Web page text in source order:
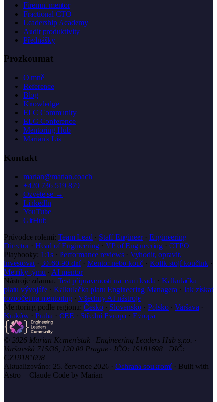
Firemní mentor
Fractional CTO
Leadership Academy
Audit produktivity
Přednášky
Prozkoumat
O mně
Reference
Blog
Knowledge
ELC Community
ELC Conference
Mentoring Hub
Marian's List
Kontakt
marian@marian.coach
+420 736 519 879
Ozvěte se →
LinkedIn
YouTube
GitHub
Průvodce rolemi: Team Lead · Staff Engineer· Engineering
Director· Head of Engineering · VP of Engineering · CTPO
Playbooky: 1:1s · Performance reviews · Vyhodit, opravit,
investovat · 30-60-90 dní· Mentor nebo kouč · Kolik stojí koučink ·
Metriky týmu · AI mentor
Nástroje zdarma: Test připravenosti na team leada · Kalkulačka
platu vývojáře · Kalkulačka platu Engineering Managera · Jak získat
rozpočet na mentoring · Všechny AI nástroje
Mentoring podle regionu: Česko · Slovensko · Polsko · Varšava ·
Kraków · Praha · CEE · Střední Evropa · Evropa
© 2026 Marian Kamenistak · Engineering Leaders Hub s.r.o. ·
Varšavská 715/36, 120 00 Prague · IČO: 19181698 | DIČ:
CZ19181698
Aktualizováno: 25. července 2026 · Ochrana soukromí· Built with
Astro + Claude Code by Marian